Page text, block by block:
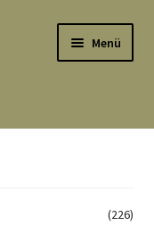
Menü
(226)